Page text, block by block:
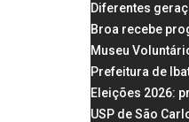
Diferentes
Broa recebe
Museu
Prefeitura de
Eleições 2026:
USP de São